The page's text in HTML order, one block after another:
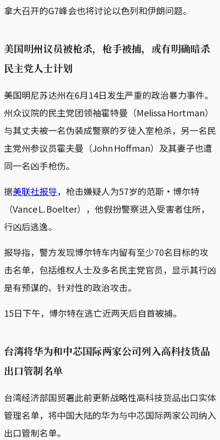
拿大召开的G7峰会也将讨论以色列和伊朗问题。
美国明州议员被枪杀，枪手被捕，或有明确暗杀
民主党人士计划
美国明尼苏达州在6月14日发生严重的政治暴力事件。
州众议院的民主党团领袖霍特曼（Melissa Hortman）
与其丈夫被一名伪装成警察的歹徒入室枪杀，另一名民
主党州参议员霍夫曼（John Hoffman）及其妻子也遭
同一名凶手枪伤。
据美联社报导，枪击嫌疑人为57岁的范斯·博尔特
（Vance L. Boelter），他假扮警察进入受害者住所，
行凶后逃逸。
报导指，警方发现博尔特车内留有至少70名目标的攻
击名单，包括维权人士及多名民主党官员，显示其行凶
是有预谋的、针对性的政治攻击。
15日下午，博尔特在逃亡近两天后自首被捕。
台湾将华为和中芯国际两家公司列入高科技货品
出口管制名单
台湾经济部国贸署此前更新战略性高科技货品出口实体
管理名单，将中国大陆的华为与中芯国际两家公司纳入
出口管制名单。